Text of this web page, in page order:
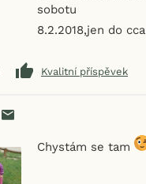
sobotu
8.2.2018,jen do
Kvalitní příspěvek
Chystám se tam